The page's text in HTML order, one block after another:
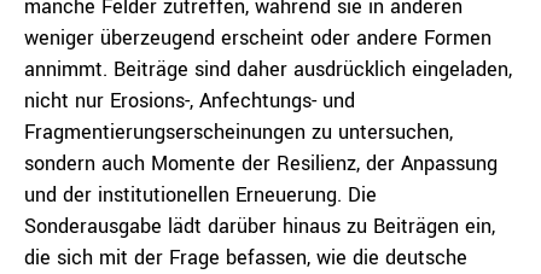
manche Felder zutreffen, während sie in anderen
weniger überzeugend erscheint oder andere Formen
annimmt. Beiträge sind daher ausdrücklich eingeladen,
nicht nur Erosions-, Anfechtungs- und
Fragmentierungserscheinungen zu untersuchen,
sondern auch Momente der Resilienz, der Anpassung
und der institutionellen Erneuerung. Die
Sonderausgabe lädt darüber hinaus zu Beiträgen ein,
die sich mit der Frage befassen, wie die deutsche